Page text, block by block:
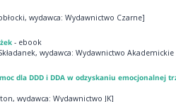
wydawca: Wydawnictwo Czarne]
- ebook
wydawca: Wydawnictwo Akademickie
dla DDD i DDA w odzyskaniu emocjonalnej
wydawca: Wydawnictwo JK]